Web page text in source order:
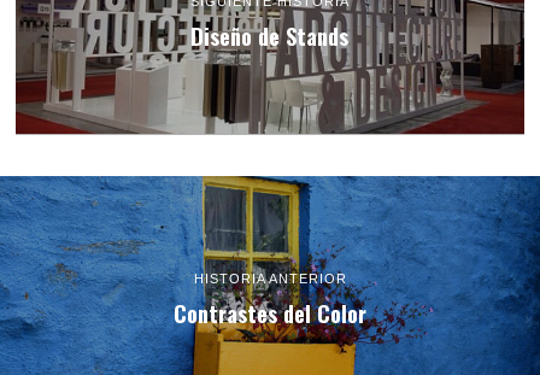
Diseño de Stands
HISTORIA ANTERIOR
Contrastes del Color